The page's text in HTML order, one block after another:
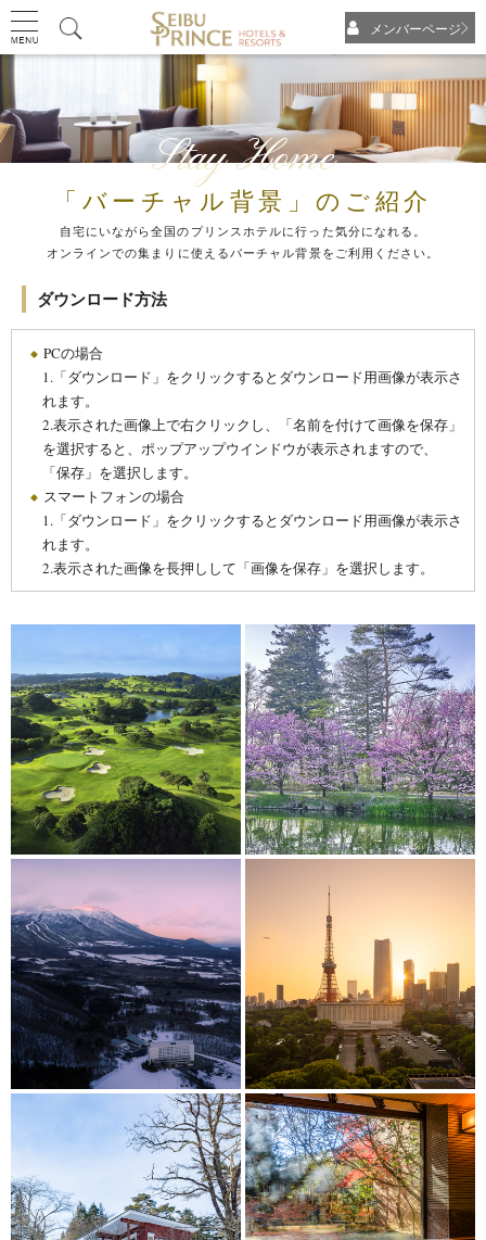
メンバーページ
Stay Home
「バーチャル背景」のご紹介
自宅にいながら全国のプリンスホテルに行った気分になれる。
オンラインでの集まりに使えるバーチャル背景をご利用ください。
ダウンロード方法
PCの場合
1.「ダウンロード」をクリックするとダウンロード用画像が表示さ
れます。
2.表示された画像上で右クリックし、「名前を付けて画像を保存」
を選択すると、ポップアップウインドウが表示されますので、
「保存」を選択します。
スマートフォンの場合
1.「ダウンロード」をクリックするとダウンロード用画像が表示さ
れます。
2.表示された画像を長押しして「画像を保存」を選択します。